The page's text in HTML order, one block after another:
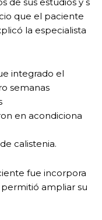
que el paciente
la especialista
integrado el
semanas
en acondiciona
calistenia.
fue incorpora
ampliar su